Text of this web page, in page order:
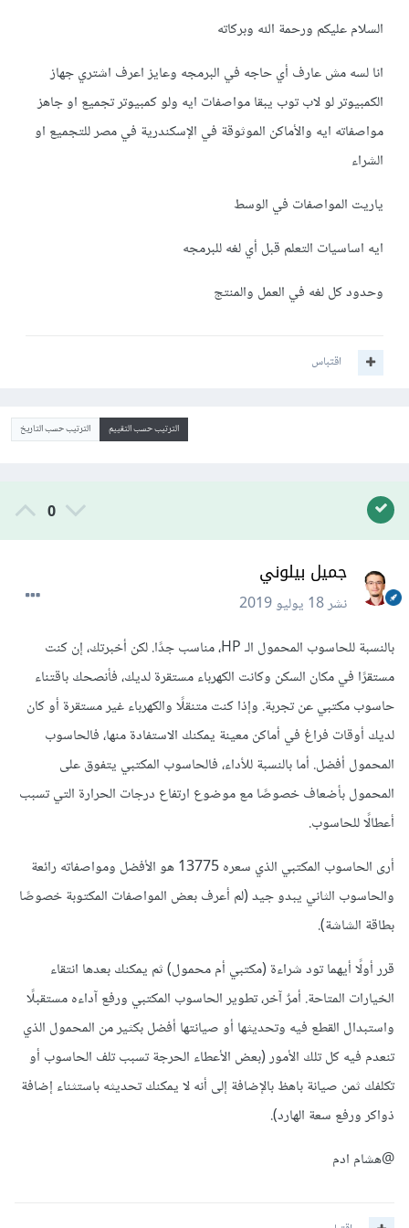
السلام عليكم ورحمة الله وبركاته
انا لسه مش عارف أي حاجه في البرمجه وعايز اعرف اشتري جهاز
الكمبيوتر لو لاب توب يبقا مواصفات ايه ولو كمبيوتر تجميع او جاهز
مواصفاته ايه والأماكن الموثوقة في الإسكندرية في مصر للتجميع او
الشراء
ياريت المواصفات في الوسط
ايه اساسيات التعلم قبل أي لغه للبرمجه
وحدود كل لغه في العمل والمنتج
اقتباس
الترتيب حسب التقييم الترتيب حسب التاريخ
0
جميل بيلوني
نشر18 يوليو 2019
بالنسبة للحاسوب المحمول الـ HP، مناسب جدًا. لكن أخبرتك، إن كنت
مستقرًا في مكان السكن وكانت الكهرباء مستقرة لديك، فأنصحك باقتناء
حاسوب مكتبي عن تجربة. وإذا كنت متنقلًا والكهرباء غير مستقرة أو كان
لديك أوقات فراغ في أماكن معينة يمكنك الاستفادة منها، فالحاسوب
المحمول أفضل. أما بالنسبة للأداء، فالحاسوب المكتبي يتفوق على
المحمول بأضعاف خصوصًا مع موضوع ارتفاع درجات الحرارة التي تسبب
أعطالًا للحاسوب.
أرى الحاسوب المكتبي الذي سعره 13775 هو الأفضل ومواصفاته رائعة
والحاسوب الثاني يبدو جيد (لم أعرف بعض المواصفات المكتوبة خصوصًا
بطاقة الشاشة).
قرر أولًا أيهما تود شراءة (مكتبي أم محمول) ثم يمكنك بعدها انتقاء
الخيارات المتاحة. أمرٌ آخر، تطوير الحاسوب المكتبي ورفع آداءه مستقبلًا
واستبدال القطع فيه وتحديثها أو صيانتها أفضل بكثير من المحمول الذي
تنعدم فيه كل تلك الأمور (بعض الأعطاء الحرجة تسبب تلف الحاسوب أو
تكلفك ثمن صيانة باهظ بالإضافة إلى أنه لا يمكنك تحديثه باستثناء إضافة
ذواكر ورفع سعة الهارد).
@هشام ادم